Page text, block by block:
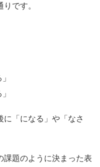
です。
「になる」や「なさ
課題のように決まった表